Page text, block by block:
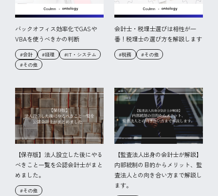
バックオフィス効率化でGASや
VBAを使うべきかの判断
#会計 #経理
#IT・システム
#その他
会計士・税理士選びは相性が一
番！税理士の選び方を解説します
#税務 #その他
【保存版】法人設立した後にやる
べきこと一覧を公認会計士がまと
めました。
#その他
【監査法人出身の会計士が解説】
内部統制の目的からメリット、監
査法人との向き合い方まで解説し
ます。